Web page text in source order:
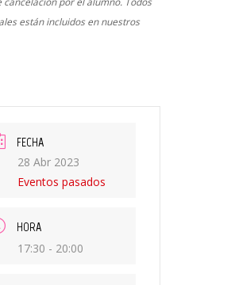
están incluidos en nuestros
FECHA
28 Abr 2023
Eventos pasados
HORA
17:30 - 20:00